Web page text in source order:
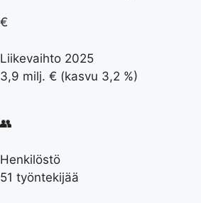
€
Liikevaihto 2025
3,9 milj. € (kasvu 3,2 %)
👥
Henkilöstö
51 työntekijää